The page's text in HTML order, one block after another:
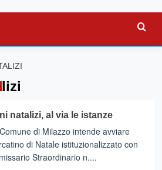
natalizi, al via le istanze
di Milazzo intende avviare
di Natale istituzionalizzato con
Straordinario n....